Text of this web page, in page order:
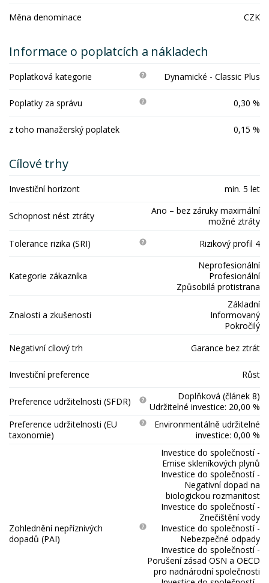
Měna denominace CZK
Informace o poplatcích a nákladech
Poplatková kategorie Dynamické - Classic Plus
Poplatky za správu 0,30 %
z toho manažerský poplatek 0,15 %
Cílové trhy
Investiční horizont min. 5 let
Schopnost nést ztráty
Ano – bez záruky maximální
možné ztráty
Tolerance rizika (SRI)
Rizikový profil 4
Kategorie zákazníka
Neprofesionální
Profesionální
Způsobilá protistrana
Znalosti a zkušenosti
Základní
Informovaný
Pokročilý
Negativní cílový trh
Garance bez ztrát
Investiční preference Růst
Preference udržitelnosti (SFDR)
Doplňková (článek 8)
Udržitelné investice: 20,00 %
Preference udržitelnosti (EU
taxonomie)
Environmentálně udržitelné
investice: 0,00 %
Zohlednění nepříznivých
dopadů (PAI)
Investice do společností -
Emise skleníkových plynů
Investice do společností -
Negativní dopad na
biologickou rozmanitost
Investice do společností -
Znečištění vody
Investice do společností -
Nebezpečné odpady
Investice do společností -
Porušení zásad OSN a OECD
pro nadnárodní společnosti